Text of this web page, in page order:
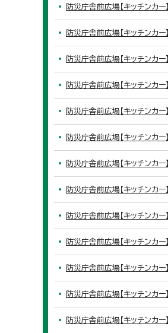
防災庁舎前広場【キッチンカー】
防災庁舎前広場【キッチンカー】
防災庁舎前広場【キッチンカー】
防災庁舎前広場【キッチンカー】
防災庁舎前広場【キッチンカー】
防災庁舎前広場【キッチンカー】
防災庁舎前広場【キッチンカー】
防災庁舎前広場【キッチンカー】
防災庁舎前広場【キッチンカー】
防災庁舎前広場【キッチンカー】
防災庁舎前広場【キッチンカー】
防災庁舎前広場【キッチンカー】
防災庁舎前広場【キッチンカー】